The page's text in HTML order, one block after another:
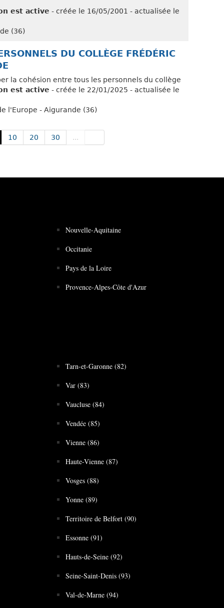
est active - créée le 16/05/2001 - actualisée le
(36)
DU COLLÈGE FRÉDÉRIC
la cohésion entre tous les personnels du collège
est active - créée le 22/01/2025 - actualisée le
l'Europe - Aigurande (36)
10 20 30 ...
Nouvelle-Aquitaine
Occitanie
Pays de la Loire
Provence-Alpes-Côte d'Azur
Tarn-et-Garonne (82)
Var (83)
Vaucluse (84)
Vendée (85)
Vienne (86)
Haute-Vienne (87)
Vosges (88)
Yonne (89)
Territoire de Belfort (90)
Essonne (91)
Hauts-de-Seine (92)
Seine-Saint-Denis (93)
Val-de-Marne (94)